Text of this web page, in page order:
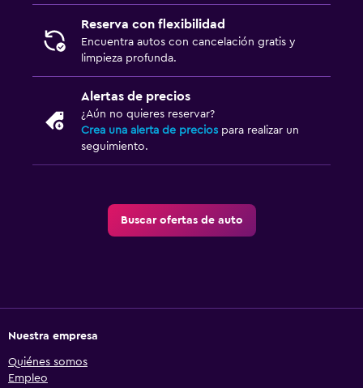
Reserva con flexibilidad
Encuentra autos con cancelación gratis y
limpieza profunda.
Alertas de precios
¿Aún no quieres reservar?
Crea una alerta de precios para realizar un
seguimiento.
Buscar ofertas de auto
Nuestra empresa
Quiénes somos
Empleo